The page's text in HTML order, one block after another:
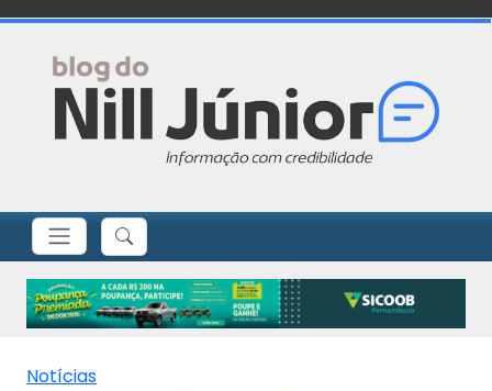
Notícias